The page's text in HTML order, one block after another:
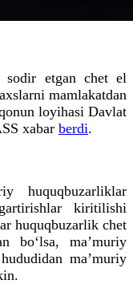
sodir etgan chet el
mamlakatdan
loyihasi Davlat
xabar berdi.
huquqbuzarliklar
kiritilishi
huquqbuzarlik chet
bo‘lsa, ma’muriy
ma’muriy